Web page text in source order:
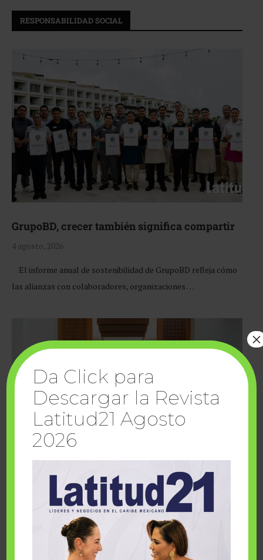
RESPONSABILIDAD SOCIAL
GrupoBD, crecer también significa compartir
4 agosto, 2026
El informe anual de sostenibilidad de GrupoBD refleja cómo
las alianzas con colaboradores, organizaciones …
Cuando la solidaridad inspira; cumplen
sueños Fairmont Mayakoba y Make-A-Wish
Da Click para
Descargar la Revista
Latitud21 Agosto
2026
×